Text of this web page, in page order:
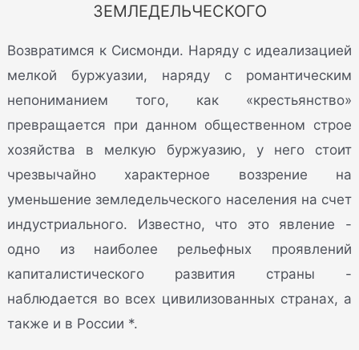
ЗЕМЛЕДЕЛЬЧЕСКОГО
Возвратимся к Сисмонди. Наряду с идеализацией
мелкой буржуазии, наряду с романтическим
непониманием того, как «крестьянство»
превращается при данном общественном строе
хозяйства в мелкую буржуазию, у него стоит
чрезвычайно характерное воззрение на
уменьшение земледельческого населения на счет
индустриального. Известно, что это явление -
одно из наиболее рельефных проявлений
капиталистического развития страны -
наблюдается во всех цивилизованных странах, а
также и в России *.